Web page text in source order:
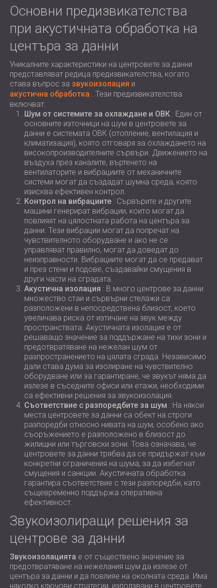
Основни предизвикателства
при акустичната обработка на
центъра за данни
Уникалните характеристики на центровете за данни
представляват редица предизвикателства, когато
става въпрос за звукоизолация и
акустична обработка . Тези предизвикателства
включват:
Шум от системите за охлаждане и ОВК : Един от
основните източници на шум в центровете за
данни е системата ОВК (отопление, вентилация и
климатизация), която отговаря за охлаждането на
високопроизводителните сървъри. Движението на
въздуха през каналите, въртенето на
вентилаторите и вибрациите от механичните
системи могат да създадат шумна среда, която
изисква ефективен контрол.
Контрол на вибрациите : Сървърите и другите
машини генерират вибрации, които могат да
повлияят на цялостната работа на центъра за
данни. Тези вибрации могат да попречат на
чувствителното оборудване и ако не се
управляват правилно, могат да доведат до
неизправности. Вибрациите могат да се предават
и през стени и подове, създавайки смущения в
други части на сградата.
Акустична изолация : В много центрове за данни
множество стаи и сървърни стелажи са
разположени в непосредствена близост, което
увеличава риска от изтичане на звук между
пространствата. Акустичната изолация е от
решаващо значение за поддържане на тихи зони и
предотвратяване на нежелан шум от
разпространението на цялата сграда. Независимо
дали става дума за изолиране на чувствително
оборудване или за гарантиране, че звукът няма да
излезе в съседните офиси или етажи, необходими
са ефективни решения за звукоизолация.
Съответствие с разпоредбите за шум : На някои
места центровете за данни са обект на строги
разпоредби относно нивата на шум, особено ако
съоръжението е разположено в близост до
жилищни или търговски зони. Това означава, че
центровете за данни трябва да се придържат към
конкретни ограничения на шума, за да избегнат
смущения и санкции. Акустичната обработка
гарантира съответствие с тези разпоредби, като
същевременно поддържа оперативна
ефективност.
Звукоизолиращи решения за
центрове за данни
Звукоизолацията е от съществено значение за
предотвратяване на нежелания шум да излезе от
центъра за данни и да повлияе на околната среда. Има
няколко ключови стратегии, използвани в центровете